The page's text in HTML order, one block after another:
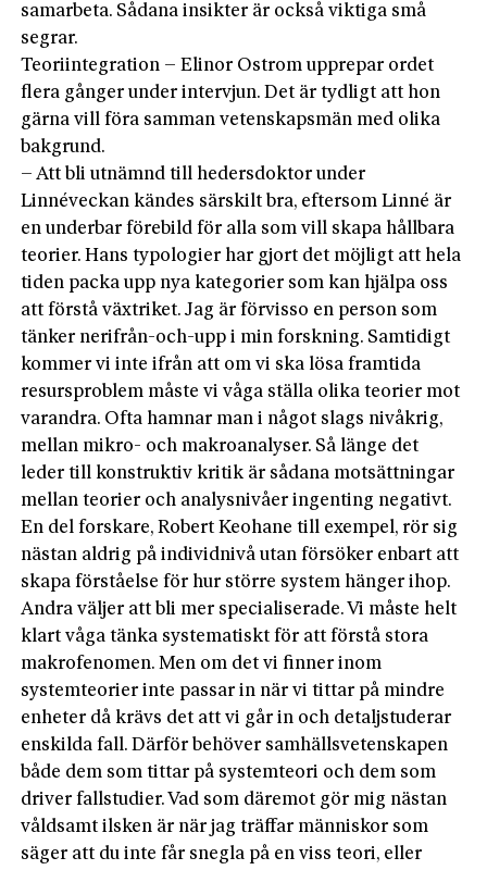
samarbeta. Sådana insikter är också viktiga små
segrar.
Teoriintegration – Elinor Ostrom upprepar ordet
flera gånger under intervjun. Det är tydligt att hon
gärna vill föra samman vetenskapsmän med olika
bakgrund.
– Att bli utnämnd till hedersdoktor under
Linnéveckan kändes särskilt bra, eftersom Linné är
en underbar förebild för alla som vill skapa hållbara
teorier. Hans typologier har gjort det möjligt att hela
tiden packa upp nya kategorier som kan hjälpa oss
att förstå växtriket. Jag är förvisso en person som
tänker nerifrån-och-upp i min forskning. Samtidigt
kommer vi inte ifrån att om vi ska lösa framtida
resursproblem måste vi våga ställa olika teorier mot
varandra. Ofta hamnar man i något slags nivåkrig,
mellan mikro- och makroanalyser. Så länge det
leder till konstruktiv kritik är sådana motsättningar
mellan teorier och analysnivåer ingenting negativt.
En del forskare, Robert Keohane till exempel, rör sig
nästan aldrig på individnivå utan försöker enbart att
skapa förståelse för hur större system hänger ihop.
Andra väljer att bli mer specialiserade. Vi måste helt
klart våga tänka systematiskt för att förstå stora
makrofenomen. Men om det vi finner inom
systemteorier inte passar in när vi tittar på mindre
enheter då krävs det att vi går in och detaljstuderar
enskilda fall. Därför behöver samhällsvetenskapen
både dem som tittar på systemteori och dem som
driver fallstudier. Vad som däremot gör mig nästan
våldsamt ilsken är när jag träffar människor som
säger att du inte får snegla på en viss teori, eller